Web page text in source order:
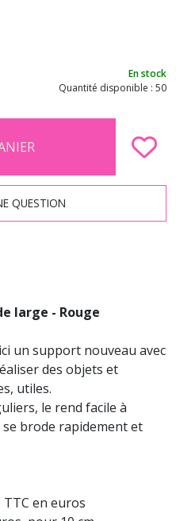
En stock
Quantité disponible : 50
QUESTION
large - Rouge
un support nouveau avec
des objets et
utiles.
le rend facile à
se brode rapidement et
TTC en euros